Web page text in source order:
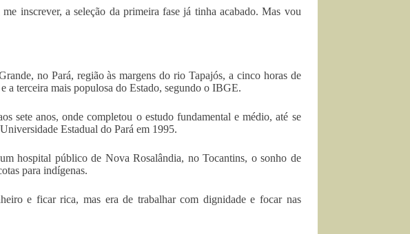
inscrever, a seleção da primeira fase já tinha acabado. Mas vou
no Pará, região às margens do rio Tapajós, a cinco horas de
a terceira mais populosa do Estado, segundo o IBGE.
sete anos, onde completou o estudo fundamental e médio, até se
Estadual do Pará em 1995.
hospital público de Nova Rosalândia, no Tocantins, o sonho de
para indígenas.
e ficar rica, mas era de trabalhar com dignidade e focar nas